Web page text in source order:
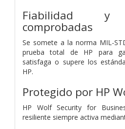
Fiabilidad y
comprobadas
Se somete a la norma MIL-
prueba total de HP para
satisfaga o supere los
HP.
Protegido por HP
HP Wolf Security for
resiliente siempre activa